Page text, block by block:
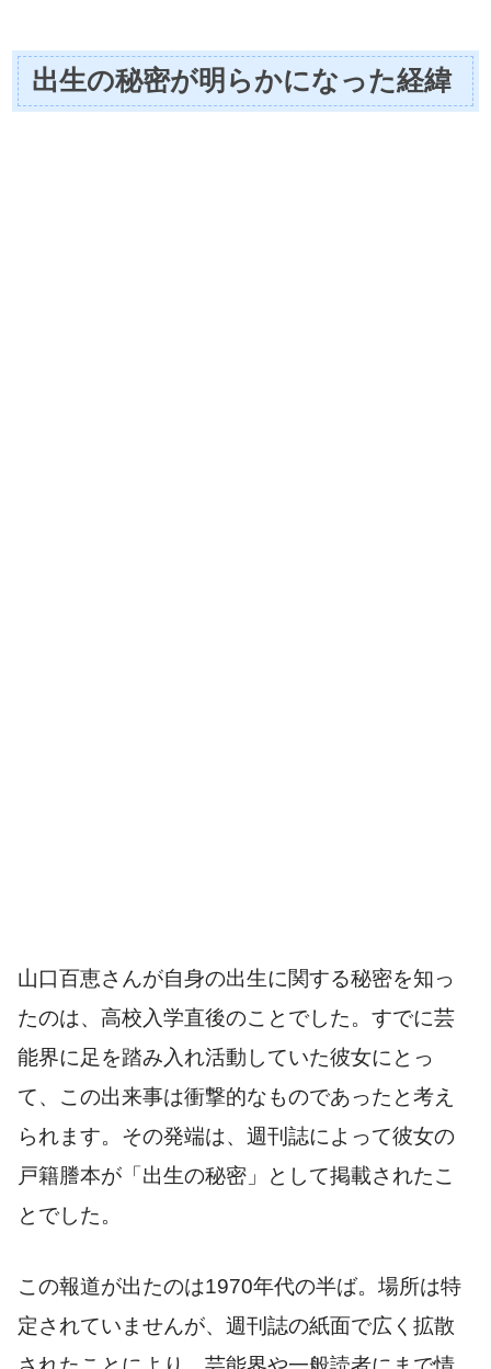
出生の秘密が明らかになった経緯
山口百恵さんが自身の出生に関する秘密を知っ
たのは、高校入学直後のことでした。すでに芸
能界に足を踏み入れ活動していた彼女にとっ
て、この出来事は衝撃的なものであったと考え
られます。その発端は、週刊誌によって彼女の
戸籍謄本が「出生の秘密」として掲載されたこ
とでした。
この報道が出たのは1970年代の半ば。場所は特
定されていませんが、週刊誌の紙面で広く拡散